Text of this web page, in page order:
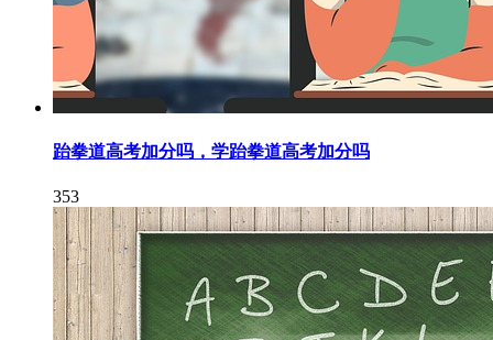
跆拳道高考加分吗，学跆拳道高考加分吗
353